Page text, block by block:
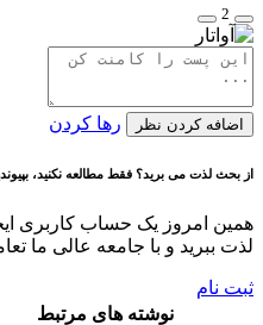
کردن نظر رها کردن
لذت می برید؟ فقط مطالعه نکنید، بپیوندید!
امروز یک حساب کاربری ایجاد
ببرید و با جامعه عالی ما تعامل
نوشته های مرتبط